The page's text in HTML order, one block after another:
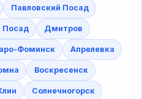
Павловский Посад
Посад Дмитров
Фоминск Апрелевка
Воскресенск
Солнечногорск